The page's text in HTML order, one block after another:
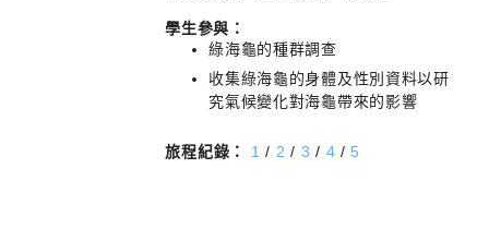
學生參與：
綠海龜的種群調查
收集綠海龜的身體及性別資料以研
究氣候變化對海龜帶來的影響
旅程紀錄： 1 / 2 / 3 / 4 / 5